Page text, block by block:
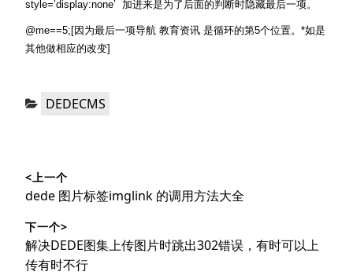
style=’display:none’ 加进来是为了后面的判断时隐藏最后一项。
@me==5;[因为最后一项导航 教育资讯 是循环的第5个位置。*如是
其他做相应的改变]
分
DEDECMS
章
导
航
<上一个
上
文
章：
dede 图片标签imglink 的调用方法大全
下一个>
下
篇
解决DEDE图集上传图片时跳出302错误，有时可以上
传有时不行